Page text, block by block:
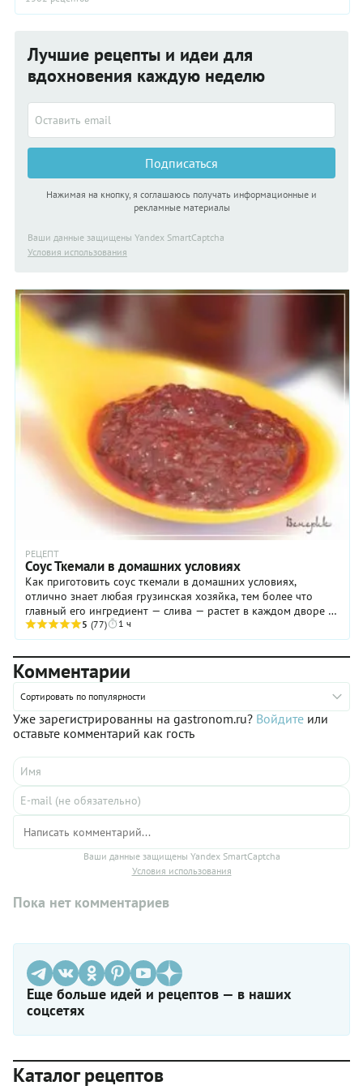
Лучшие рецепты и идеи для
вдохновения каждую неделю
Подписаться
Нажимая на кнопку, я соглашаюсь получать информационные и
рекламные материалы
Ваши данные защищены Yandex SmartCaptcha
Условия использования
РЕЦЕПТ
Соус Ткемали в домашних условиях
Как приготовить соус ткемали в домашних условиях,
отлично знает любая грузинская хозяйка, тем более что
главный его ингредиент — слива — растет в каждом дворе и
даже просто на улице. Наш рецепт — ...
5 (77) 1 ч
Комментарии
Сортировать по популярности
Уже зарегистрированны на gastronom.ru? Войдите или
оставьте комментарий как гость
Ваши данные защищены Yandex SmartCaptcha
Условия использования
Пока нет комментариев
Еще больше идей и рецептов — в наших
соцсетях
Каталог рецептов